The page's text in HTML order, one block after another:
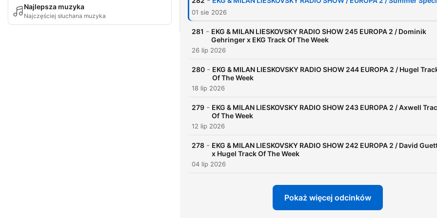
Najlepsza muzyka
Najczęściej słuchana muzyka
hour DJ set. He has
and Czech scenes,
and the summer event
in event production and
Boulevard project, inspired
Ibiza, introducing the
01 sie 2026
281 - EKG & MILAN LIESKOVSKY RADIO SHOW 245 EUROPA 2 / Dominik
Gehringer x EKG Track Of The Week
26 lip 2026
280 - EKG & MILAN LIESKOVSKY RADIO SHOW 244 EUROPA 2 / Hugel
Of The Week
18 lip 2026
279 - EKG & MILAN LIESKOVSKY RADIO SHOW 243 EUROPA 2 / Axwell
Of The Week
12 lip 2026
278 - EKG & MILAN LIESKOVSKY RADIO SHOW 242 EUROPA 2 / David
x Hugel Track Of The Week
04 lip 2026
Pokaż więcej odcinków